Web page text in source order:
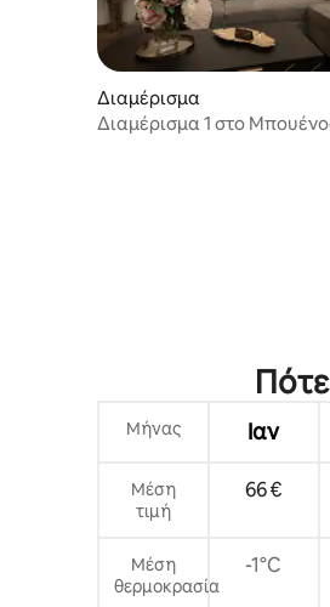
Διαμέρισμα
Διαμέρισμα 1 στο
Μήνας Ιαν
Μέση
τιμή
66 €
Μέση
θερμοκρασία
-1°C